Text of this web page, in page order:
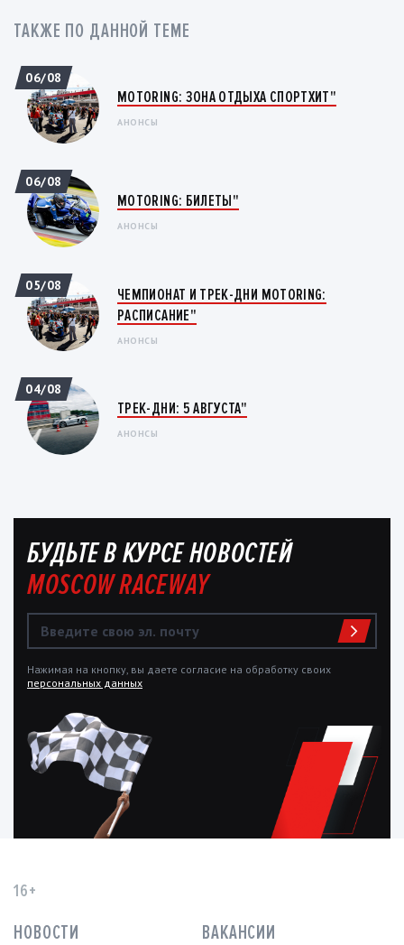
ТАКЖЕ ПО ДАННОЙ ТЕМЕ
MOTORING: ЗОНА ОТДЫХА СПОРТХИТ"
АНОНСЫ
06/08
MOTORING: БИЛЕТЫ"
АНОНСЫ
06/08
ЧЕМПИОНАТ И ТРЕК-ДНИ MOTORING:
РАСПИСАНИЕ"
АНОНСЫ
05/08
ТРЕК-ДНИ: 5 АВГУСТА"
АНОНСЫ
04/08
БУДЬТЕ В КУРСЕ НОВОСТЕЙ
MOSCOW RACEWAY
Нажимая на кнопку, вы даете согласие на обработку своих
персональных данных
16+
НОВОСТИ ВАКАНСИИ